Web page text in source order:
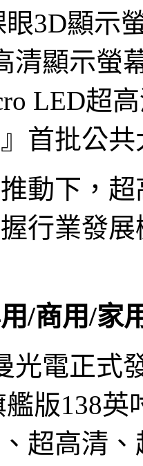
3D顯示
清顯示螢
LED超
』首批公
動下，
行業發
/商用/家
光電正式
版138
超高清